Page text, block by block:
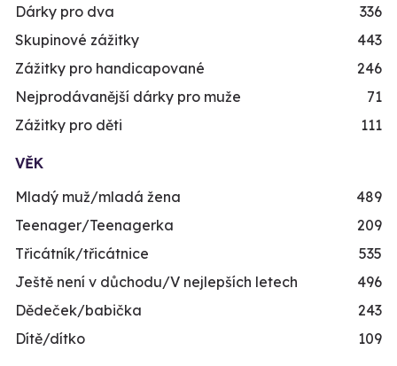
Dárky pro dva
336
Skupinové zážitky
443
Zážitky pro handicapované
246
Nejprodávanější dárky pro muže
71
Zážitky pro děti
111
VĚK
Mladý muž/mladá žena
489
Teenager/Teenagerka
209
Třicátník/třicátnice
535
Ještě není v důchodu/V nejlepších letech
496
Dědeček/babička
243
Dítě/dítko
109